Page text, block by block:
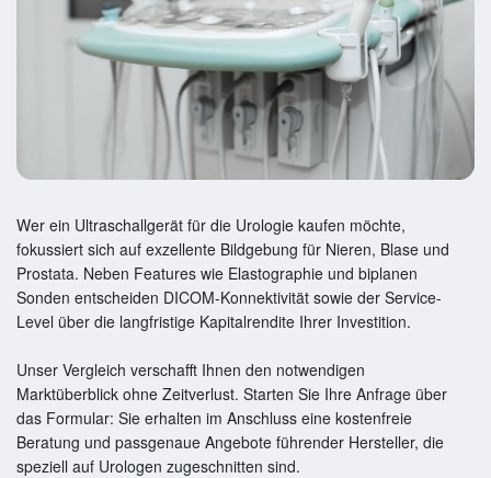
Wer ein Ultraschallgerät für die Urologie kaufen möchte,
fokussiert sich auf exzellente Bildgebung für Nieren, Blase und
Prostata. Neben Features wie Elastographie und biplanen
Sonden entscheiden DICOM-Konnektivität sowie der Service-
Level über die langfristige Kapitalrendite Ihrer Investition.
Unser Vergleich verschafft Ihnen den notwendigen
Marktüberblick ohne Zeitverlust. Starten Sie Ihre Anfrage über
das Formular: Sie erhalten im Anschluss eine kostenfreie
Beratung und passgenaue Angebote führender Hersteller, die
speziell auf Urologen zugeschnitten sind.